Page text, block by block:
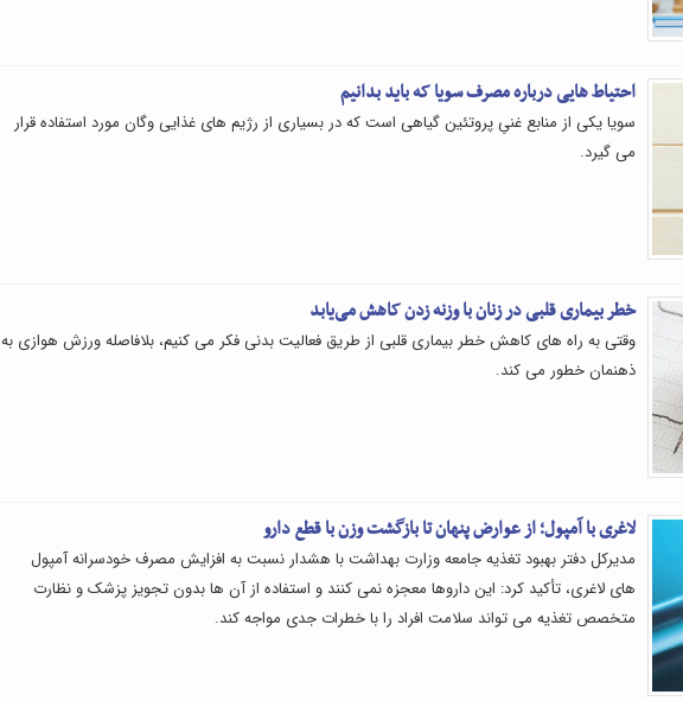
احتیاط هایی درباره مصرف سویا که باید بدانیم
سویا یکی از منابع غنیِ پروتئین گیاهی است که در بسیاری از رژیم های غذایی وگان مورد استفاده قرار
می گیرد.
خطر بیماری قلبی در زنان با وزنه زدن کاهش می‌یابد
وقتی به راه های کاهش خطر بیماری قلبی از طریق فعالیت بدنی فکر می کنیم، بلافاصله ورزش هوازی به
ذهنمان خطور می کند.
لاغری با آمپول؛ از عوارض پنهان تا بازگشت وزن با قطع دارو
مدیرکل دفتر بهبود تغذیه جامعه وزارت بهداشت با هشدار نسبت به افزایش مصرف خودسرانه آمپول
های لاغری، تأکید کرد: این داروها معجزه نمی کنند و استفاده از آن ها بدون تجویز پزشک و نظارت
متخصص تغذیه می تواند سلامت افراد را با خطرات جدی مواجه کند.